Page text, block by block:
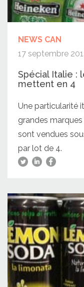
NEWS CAN
17 septembre
Spécial Italie :
mettent en 4
Une particularité
grandes
sont vendues
par lot de 4.